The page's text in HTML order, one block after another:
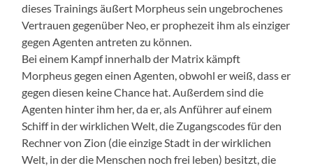
dieses Trainings äußert Morpheus sein ungebrochenes
Vertrauen gegenüber Neo, er prophezeit ihm als einziger
gegen Agenten antreten zu können.
Bei einem Kampf innerhalb der Matrix kämpft
Morpheus gegen einen Agenten, obwohl er weiß, dass er
gegen diesen keine Chance hat. Außerdem sind die
Agenten hinter ihm her, da er, als Anführer auf einem
Schiff in der wirklichen Welt, die Zugangscodes für den
Rechner von Zion (die einzige Stadt in der wirklichen
Welt, in der die Menschen noch frei leben) besitzt, die